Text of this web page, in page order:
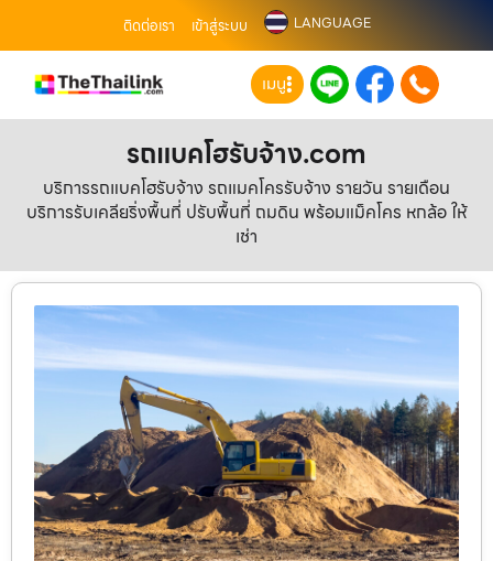
ติดต่อเรา เข้าสู่ระบบ LANGUAGE
เมนู
รถแบคโฮรับจ้าง.com
บริการรถแบคโฮรับจ้าง รถแมคโครรับจ้าง รายวัน รายเดือน
บริการรับเคลียริ่งพื้นที่ ปรับพื้นที่ ถมดิน พร้อมแม็คโคร หกล้อ ให้
เช่า